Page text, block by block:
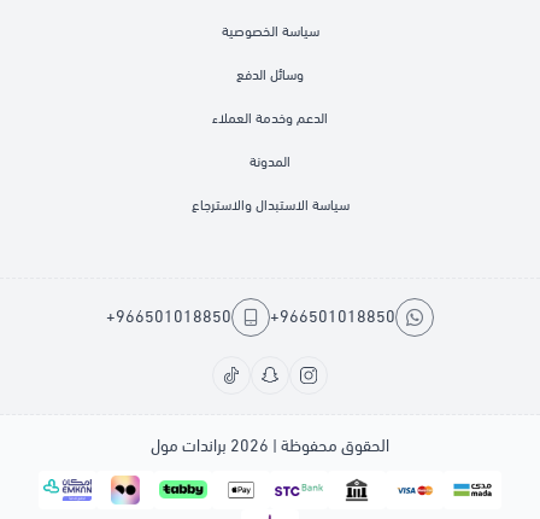
سياسة الخصوصية
وسائل الدفع
الدعم وخدمة العملاء
المدونة
سياسة الاستبدال والاسترجاع
+966501018850
+966501018850
الحقوق محفوظة | 2026 براندات مول